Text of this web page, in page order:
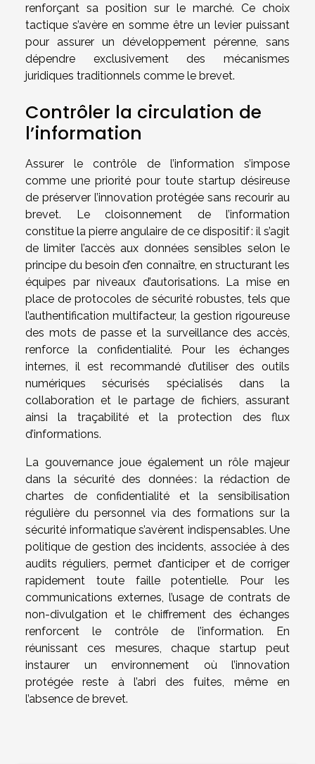
renforçant sa position sur le marché. Ce choix
tactique s’avère en somme être un levier puissant
pour assurer un développement pérenne, sans
dépendre exclusivement des mécanismes
juridiques traditionnels comme le brevet.
Contrôler la circulation de
l’information
Assurer le contrôle de l’information s’impose
comme une priorité pour toute startup désireuse
de préserver l’innovation protégée sans recourir au
brevet. Le cloisonnement de l’information
constitue la pierre angulaire de ce dispositif : il s’agit
de limiter l’accès aux données sensibles selon le
principe du besoin d’en connaître, en structurant les
équipes par niveaux d’autorisations. La mise en
place de protocoles de sécurité robustes, tels que
l’authentification multifacteur, la gestion rigoureuse
des mots de passe et la surveillance des accès,
renforce la confidentialité. Pour les échanges
internes, il est recommandé d’utiliser des outils
numériques sécurisés spécialisés dans la
collaboration et le partage de fichiers, assurant
ainsi la traçabilité et la protection des flux
d’informations.
La gouvernance joue également un rôle majeur
dans la sécurité des données : la rédaction de
chartes de confidentialité et la sensibilisation
régulière du personnel via des formations sur la
sécurité informatique s’avèrent indispensables. Une
politique de gestion des incidents, associée à des
audits réguliers, permet d’anticiper et de corriger
rapidement toute faille potentielle. Pour les
communications externes, l’usage de contrats de
non-divulgation et le chiffrement des échanges
renforcent le contrôle de l’information. En
réunissant ces mesures, chaque startup peut
instaurer un environnement où l’innovation
protégée reste à l’abri des fuites, même en
l’absence de brevet.